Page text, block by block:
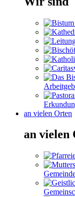
an vielen Orten
an vielen